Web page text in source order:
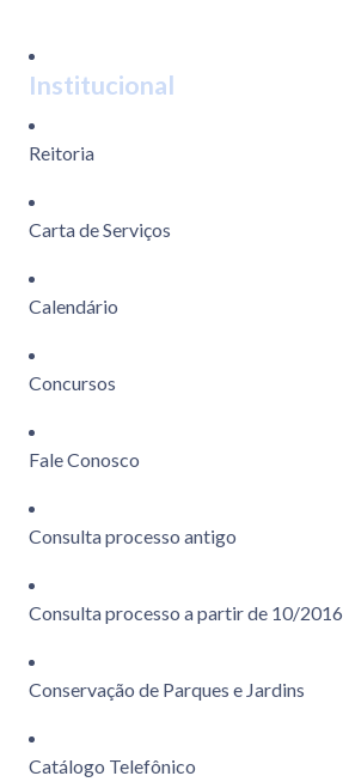
Institucional
Reitoria
Carta de Serviços
Calendário
Concursos
Fale Conosco
Consulta processo antigo
Consulta processo a partir de 10/2016
Conservação de Parques e Jardins
Catálogo Telefônico